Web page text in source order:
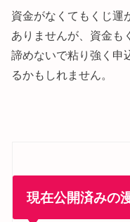
資金がなくてもくじ運
ありませんが、資金も
諦めないで粘り強く申
るかもしれません。
現在公開済みの